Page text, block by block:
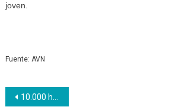
joven.
Fuente: AVN
Navegación
10.000 hectáreas de Pino Caribe consolidó Maderas del Orinoco en 2017